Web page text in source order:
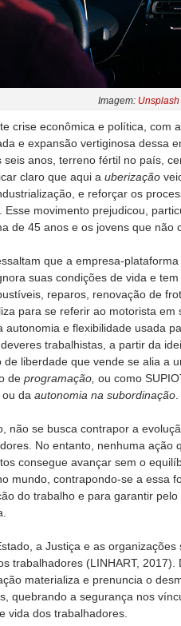
Imagem: Unsplash
crise econômica e política, com
e expansão vertiginosa dessa
seis anos, terreno fértil no país,
claro que aqui a uberização
e reforçar os
Esse movimento prejudicou,
de 45 anos e os jovens que não
que a empresa-
suas condições de vida e
reparos, renovação de
para se referir ao motorista
autonomia e flexibilidade usada
trabalhistas, a partir da
de liberdade que vende se alia a
de programação, ou como
ou da autonomia na subordinação
não se busca contrapor a
No entanto, nenhuma ação
consegue avançar sem o
mundo, contrapondo-se a essa
do trabalho e para garantir
a Justiça e as organizações
trabalhadores (LINHART,
materializa e prenuncia o
quebrando a segurança nos
vida dos trabalhadores.